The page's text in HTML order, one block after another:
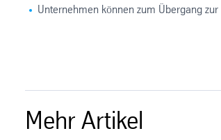
Unternehmen können zum Übergang
Mehr Artikel